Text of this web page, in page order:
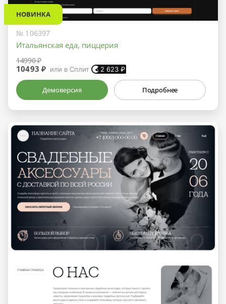
НОВИНКА
№ 106397
Итальянская еда, пиццерия
14990 ₽
10493 ₽ или в Сплит 2 623 ₽
Демоверсия Подробнее